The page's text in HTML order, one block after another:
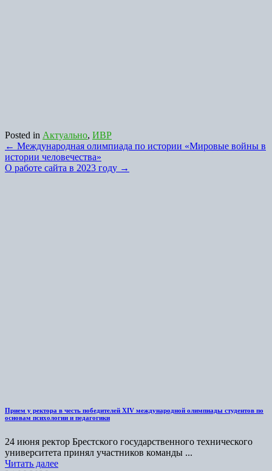
Posted in Актуально, ИВР
Post
navigation
← Международная олимпиада по истории «Мировые войны в
истории человечества»
О работе сайта в 2023 году →
Прием у ректора в честь победителей XIV международной олимпиады студентов по
основам психологии и педагогики
24 июня ректор Брестского государственного технического
университета принял участников команды ...
Читать далее